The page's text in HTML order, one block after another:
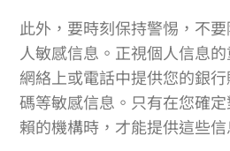
此外，要時刻保持警惕，不
人敏感信息。正視個人信息
網絡上或電話中提供您的銀
碼等敏感信息。只有在您確
賴的機構時，才能提供這些信